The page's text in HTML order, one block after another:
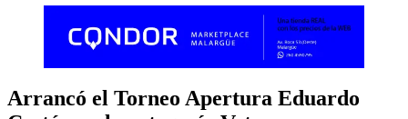
Arrancó el Torneo Apertura Eduardo